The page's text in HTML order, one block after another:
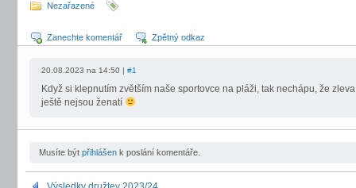
Nezařazené
Zanechte komentář Zpětný odkaz
20.08.2023 na 14:50 | #1
Když si klepnutím zvětším naše sportovce na pláži, tak nechápu, že
ještě nejsou ženatí
Musíte být přihlášen k poslání komentáře.